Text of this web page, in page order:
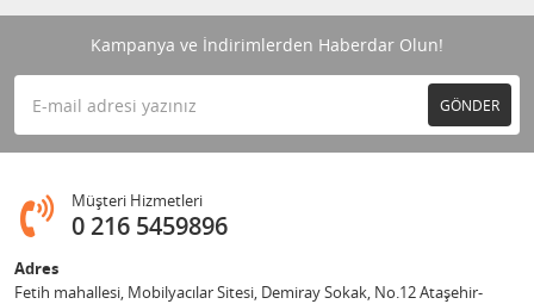
Kampanya ve İndirimlerden Haberdar Olun!
GÖNDER
Müşteri Hizmetleri
0 216 5459896
Adres
Fetih mahallesi, Mobilyacılar Sitesi, Demiray Sokak, No.12 Ataşehir-